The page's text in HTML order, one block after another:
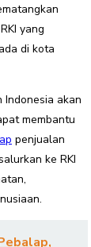
yang
di kota
Indonesia akan
membantu
penjualan
ke RKI